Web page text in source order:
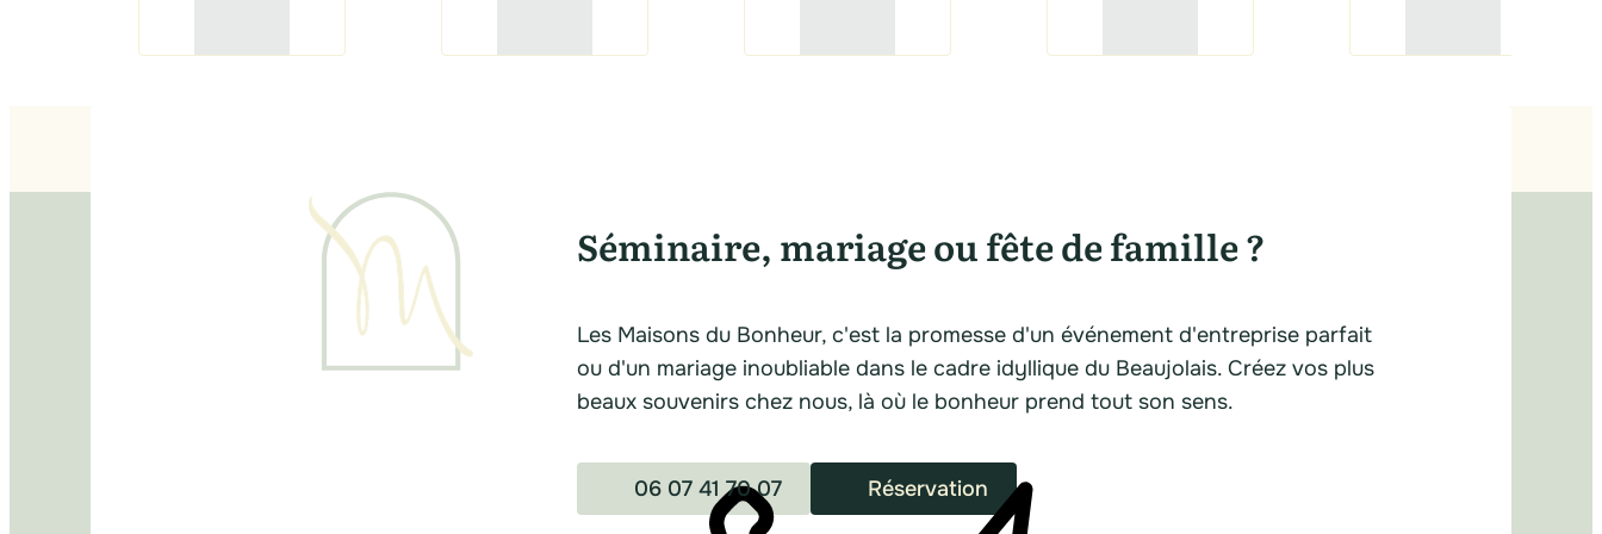
Séminaire, mariage ou fête de famille ?
Les Maisons du Bonheur, c'est la promesse d'un événement d'entreprise parfait
ou d'un mariage inoubliable dans le cadre idyllique du Beaujolais. Créez vos plus
beaux souvenirs chez nous, là où le bonheur prend tout son sens.
06 07 41 70 07 Réservation